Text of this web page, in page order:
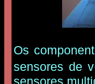
Os
sensores de
sensores